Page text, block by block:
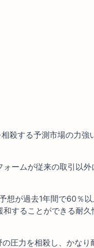
殺する予測市場の力強
ームが従来の取引以
想が過去1年間で60％
することができる耐
圧力を相殺し、かなり